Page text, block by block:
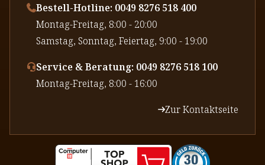
Bestell-Hotline: 0049 8276 518 400
⁠Montag-Freitag, 8:00 - 20:00
⁠Samstag, Sonntag, Feiertag, 9:00 - 19:00
Service & Beratung: 0049 8276 518 100
⁠Montag-Freitag, 8:00 - 16:00
Zur Kontaktseite